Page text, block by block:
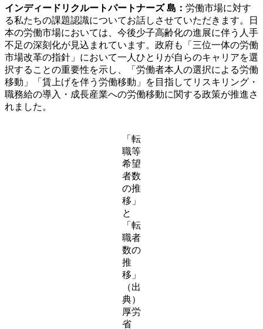
インディードリクルートパートナーズ 島： 労働市場に対す
る私たちの課題認識についてお話しさせていただきます。日
本の労働市場においては、今後少子高齢化の進展に伴う人手
不足の深刻化が見込まれています。政府も「三位一体の労働
市場改革の指針」において一人ひとりが自らのキャリアを選
択することの重要性を示し、「労働者本人の選択による労働
移動」「賃上げを伴う労働移動」を目指してリスキリング・
職務給の導入・成長産業への労働移動に関する政策が推進さ
れました。
「転
職等
希望
者数
の推
移」
と
「転
職者
数の
推
移」
（出
典）
厚労
省